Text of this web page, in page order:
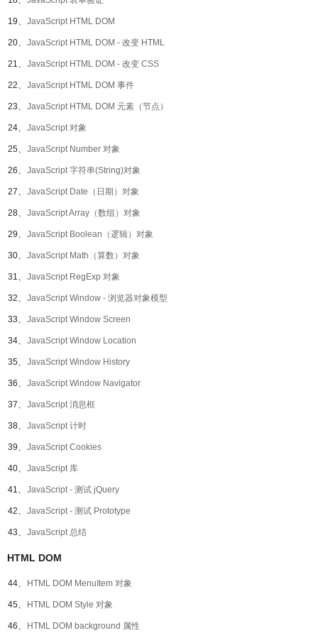
19、 JavaScript HTML DOM
20、 JavaScript HTML DOM - 改变 HTML
21、 JavaScript HTML DOM - 改变 CSS
22、 JavaScript HTML DOM 事件
23、 JavaScript HTML DOM 元素（节点）
24、 JavaScript 对象
25、 JavaScript Number 对象
26、 JavaScript 字符串(String)对象
27、 JavaScript Date（日期）对象
28、 JavaScript Array（数组）对象
29、 JavaScript Boolean（逻辑）对象
30、 JavaScript Math（算数）对象
31、 JavaScript RegExp 对象
32、 JavaScript Window - 浏览器对象模型
33、 JavaScript Window Screen
34、 JavaScript Window Location
35、 JavaScript Window History
36、 JavaScript Window Navigator
37、 JavaScript 消息框
38、 JavaScript 计时
39、 JavaScript Cookies
40、 JavaScript 库
41、 JavaScript - 测试 jQuery
42、 JavaScript - 测试 Prototype
43、 JavaScript 总结
HTML DOM
44、 HTML DOM MenuItem 对象
45、 HTML DOM Style 对象
46、 HTML DOM background 属性